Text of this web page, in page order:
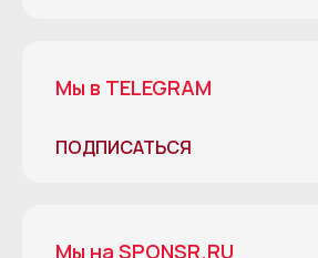
Мы в TELEGRAM
ПОДПИСАТЬСЯ
Мы на SPONSR.RU